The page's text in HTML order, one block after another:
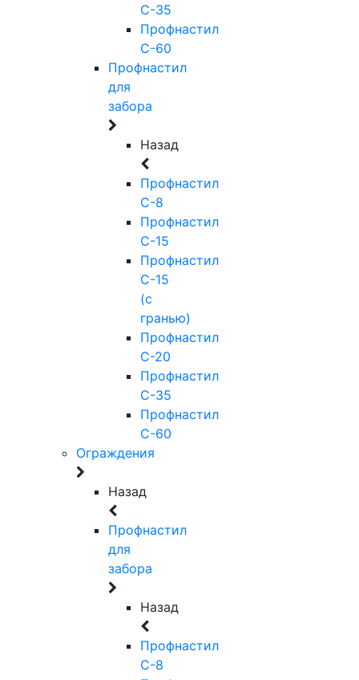
С-35
Профнастил
С-60
Профнастил
для
забора
Назад
Профнастил
С-8
Профнастил
С-15
Профнастил
С-15
(с
гранью)
Профнастил
С-20
Профнастил
С-35
Профнастил
С-60
Ограждения
Назад
Профнастил
для
забора
Назад
Профнастил
С-8